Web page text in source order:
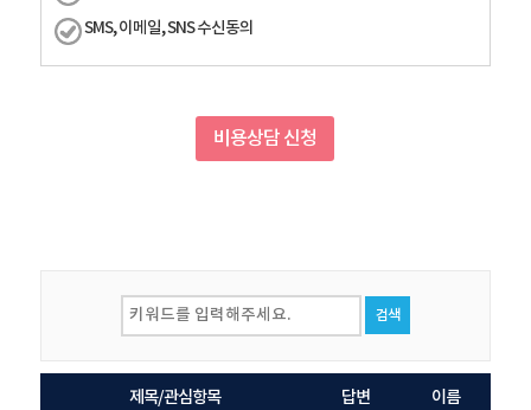
SMS, 이메일, SNS 수신동의
비용상담 신청
검색
제목/관심항목 답변 이름